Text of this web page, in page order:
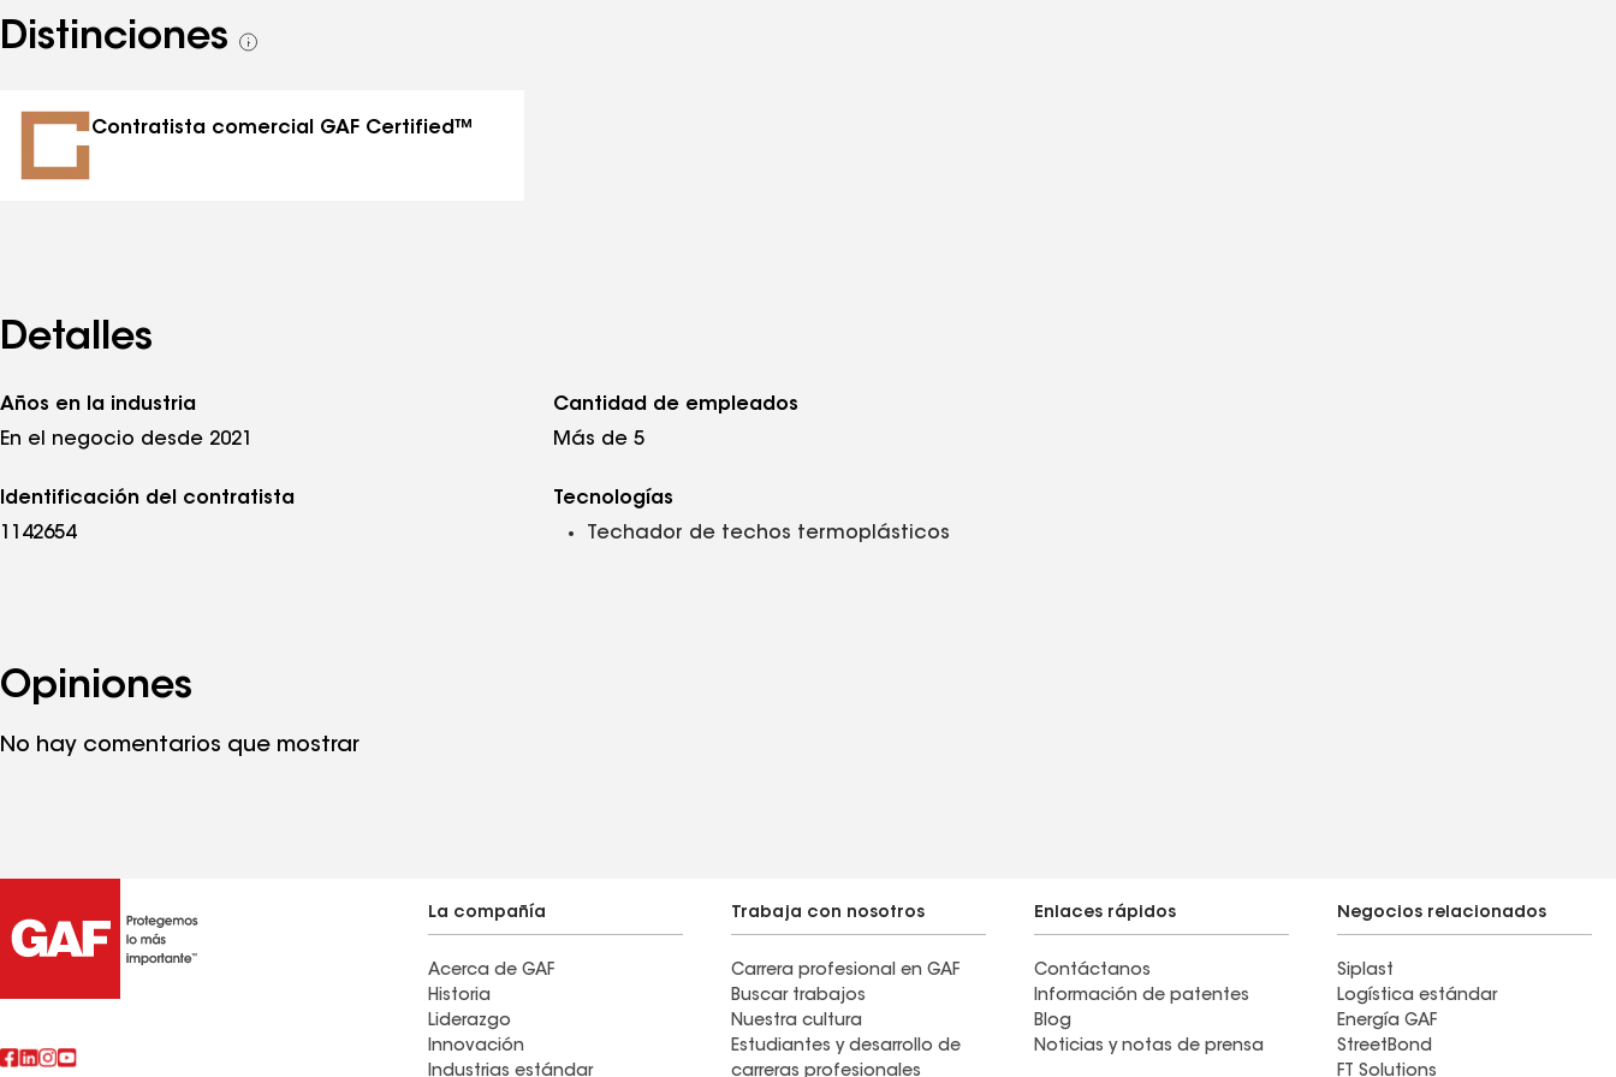
Distinciones
Ver
distinciones
Contratista comercial GAF Certified™
Detalles
Años en la industria
En el negocio desde 2021
Cantidad de empleados
Más de 5
Identificación del contratista
1142654
Tecnologías
Techador de techos termoplásticos
Opiniones
No hay comentarios que mostrar
La compañía
Acerca de GAF
Historia
Liderazgo
Innovación
Industrias estándar
Trabaja con nosotros
Carrera profesional en GAF
Buscar trabajos
Nuestra cultura
Estudiantes y desarrollo de
carreras profesionales
Enlaces rápidos
Contáctanos
Información de patentes
Blog
Noticias y notas de prensa
Negocios relacionados
Siplast
Logística estándar
Energía GAF
StreetBond
FT Solutions